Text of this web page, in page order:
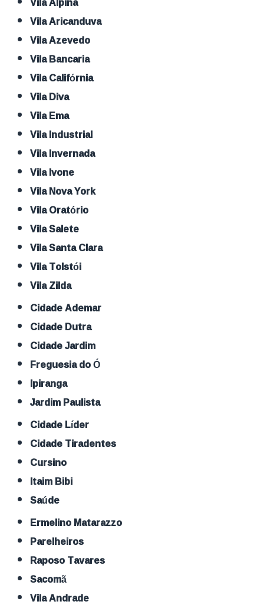
Vila Aricanduva
Vila Azevedo
Vila Bancaria
Vila Califórnia
Vila Diva
Vila Ema
Vila Industrial
Vila Invernada
Vila Ivone
Vila Nova York
Vila Oratório
Vila Salete
Vila Santa Clara
Vila Tolstói
Vila Zilda
Cidade Ademar
Cidade Dutra
Cidade Jardim
Freguesia do Ó
Ipiranga
Jardim Paulista
Cidade Líder
Cidade Tiradentes
Cursino
Itaim Bibi
Saúde
Ermelino Matarazzo
Parelheiros
Raposo Tavares
Sacomã
Vila Andrade